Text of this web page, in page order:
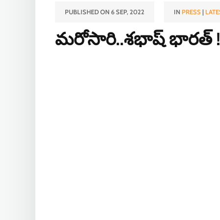
PUBLISHED ON 6 SEP, 2022 IN PRESS|
మరోసారి..శభాష్ భారత్ !